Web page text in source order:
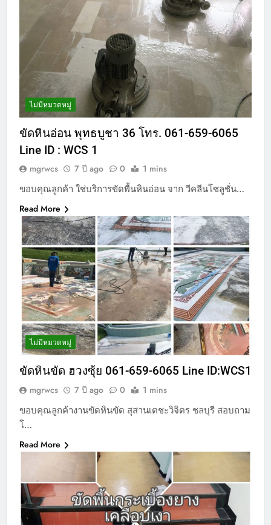
ไม่มีหมวดหมู่
ขัดหินอ่อน พุทธบูชา 36 โทร. 061-659-6065
Line ID : WCS 1
mgrwcs 7 ปี ago 0 1 mins
ขอบคุณลูกค้า ใช่บริการขัดพื้นหินอ่อน จาก วีคลีนโซลูชั่น…
Read More
ไม่มีหมวดหมู่
ขัดหินขัด ฮวงซุ้ย 061-659-6065 Line ID:WCS1
mgrwcs 7 ปี ago 0 1 mins
ขอบคุณลูกค้างานขัดหินขัด สุสานเตชะวิจิตร ชลบุรี สอบถาม
โ…
Read More